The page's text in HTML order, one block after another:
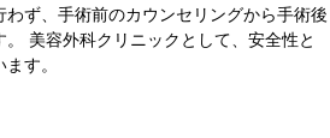
ず、手術前のカウンセリングから手術後
美容外科クリニックとして、安全性と
す。